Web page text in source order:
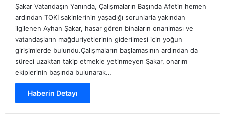
Şakar Vatandaşın Yanında, Çalışmaların Başında Afetin hemen
ardından TOKİ sakinlerinin yaşadığı sorunlarla yakından
ilgilenen Ayhan Şakar, hasar gören binaların onarılması ve
vatandaşların mağduriyetlerinin giderilmesi için yoğun
girişimlerde bulundu.Çalışmaların başlamasının ardından da
süreci uzaktan takip etmekle yetinmeyen Şakar, onarım
ekiplerinin başında bulunarak…
Haberin Detayı